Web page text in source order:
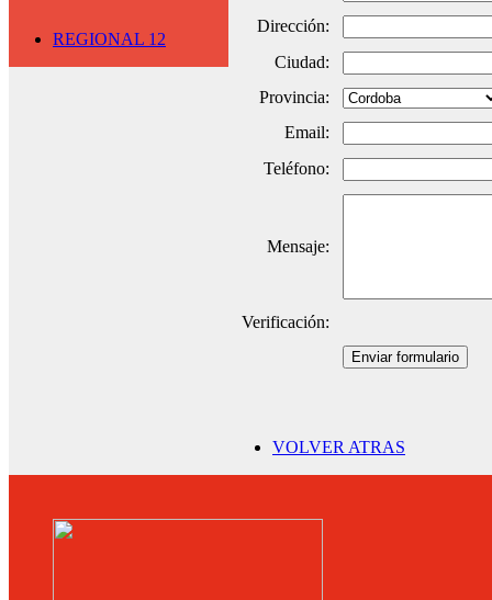
REGIONAL 12
Dirección:
Ciudad:
Provincia:
Email:
Teléfono:
Mensaje:
Verificación:
Enviar formulario
VOLVER ATRAS